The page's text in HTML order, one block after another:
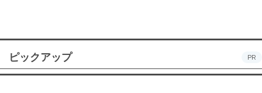
ピックアップ PR